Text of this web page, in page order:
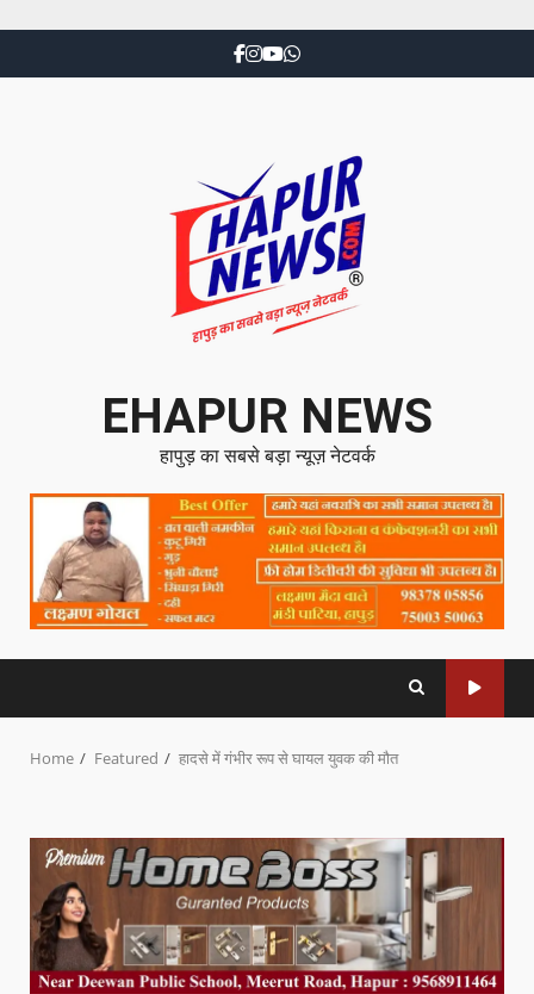
EHAPUR NEWS
हापुड़ का सबसे बड़ा न्यूज़ नेटवर्क
Home Featured हादसे में गंभीर रूप से घायल युवक की मौत